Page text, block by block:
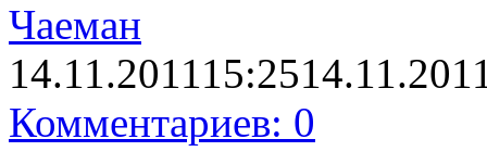
Чаеман
14.11.201115:25
Комментариев: 0